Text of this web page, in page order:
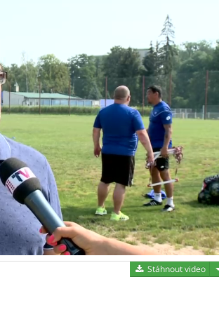
Stáhnout video